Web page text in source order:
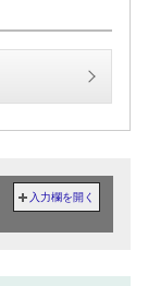
入力欄を開く